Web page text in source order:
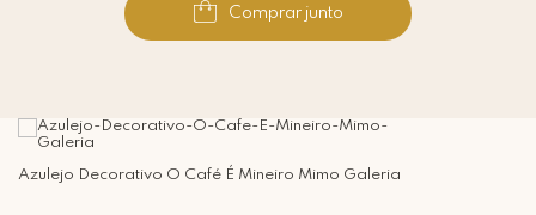
Comprar junto
Azulejo Decorativo O Café É Mineiro Mimo Galeria